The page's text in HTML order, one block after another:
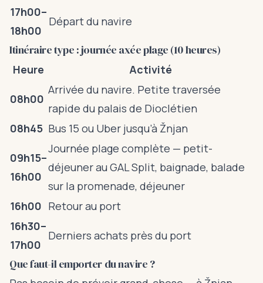
17h00–
18h00
Départ du navire
Itinéraire type : journée axée plage (10 heures)
Heure Activité
08h00
Arrivée du navire. Petite traversée
rapide du palais de Dioclétien
08h45 Bus 15 ou Uber jusqu’à Žnjan
09h15–
16h00
Journée plage complète — petit-
déjeuner au GAL Split, baignade, balade
sur la promenade, déjeuner
16h00 Retour au port
16h30–
17h00
Derniers achats près du port
Que faut-il emporter du navire ?